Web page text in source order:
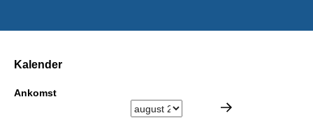
Kalender
Ankomst